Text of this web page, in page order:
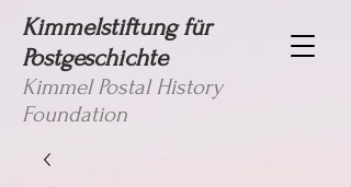
Kimmelstiftung für
Postgeschichte
Kimmel Postal History
Foundation